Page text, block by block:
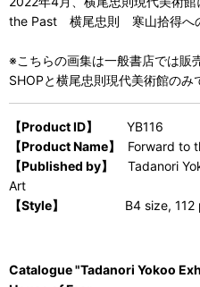
the Past 横尾忠則 寒山拾得への
※こちらの画集は一般書店では販
SHOPと横尾忠則現代美術館のみ
【Product ID】
YB116
【Product Name】
Forward to
【Published by】
Tadanori
Art
【Style】
B4 size, 112
Catalogue "Tadanori Yokoo